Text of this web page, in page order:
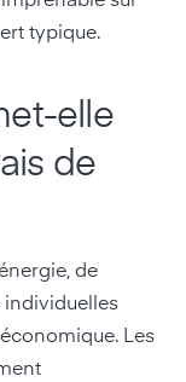
typique.
elle
de
de
individuelles
Les